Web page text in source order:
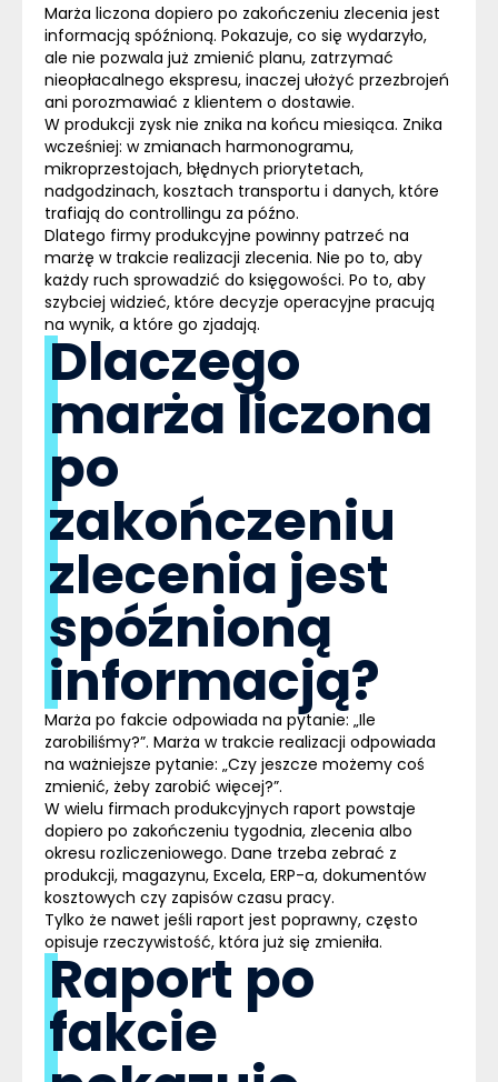
Marża liczona dopiero po zakończeniu zlecenia jest
informacją spóźnioną. Pokazuje, co się wydarzyło,
ale nie pozwala już zmienić planu, zatrzymać
nieopłacalnego ekspresu, inaczej ułożyć przezbrojeń
ani porozmawiać z klientem o dostawie.
W produkcji zysk nie znika na końcu miesiąca. Znika
wcześniej: w zmianach harmonogramu,
mikroprzestojach, błędnych priorytetach,
nadgodzinach, kosztach transportu i danych, które
trafiają do controllingu za późno.
Dlatego firmy produkcyjne powinny patrzeć na
marżę w trakcie realizacji zlecenia. Nie po to, aby
każdy ruch sprowadzić do księgowości. Po to, aby
szybciej widzieć, które decyzje operacyjne pracują
na wynik, a które go zjadają.
Dlaczego
marża liczona
po
zakończeniu
zlecenia jest
spóźnioną
informacją?
Marża po fakcie odpowiada na pytanie: „Ile
zarobiliśmy?”. Marża w trakcie realizacji odpowiada
na ważniejsze pytanie: „Czy jeszcze możemy coś
zmienić, żeby zarobić więcej?”.
W wielu firmach produkcyjnych raport powstaje
dopiero po zakończeniu tygodnia, zlecenia albo
okresu rozliczeniowego. Dane trzeba zebrać z
produkcji, magazynu, Excela, ERP-a, dokumentów
kosztowych czy zapisów czasu pracy.
Tylko że nawet jeśli raport jest poprawny, często
opisuje rzeczywistość, która już się zmieniła.
Raport po
fakcie